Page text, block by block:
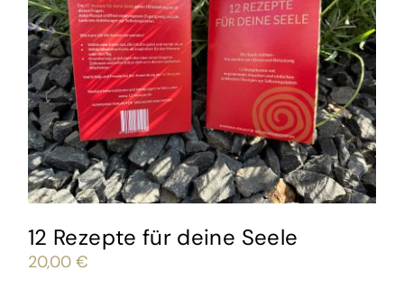
12 Rezepte für deine Seele
20,00 €